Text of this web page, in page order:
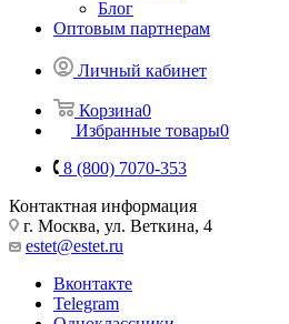
Блог
Оптовым партнерам
Личный кабинет
Корзина0
Избранные товары0
8 (800) 7070-353
Контактная информация
г. Москва, ул. Веткина, 4
estet@estet.ru
Вконтакте
Telegram